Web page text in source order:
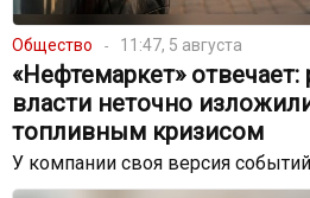
Общество 11:47, 5 августа
«Нефтемаркет»
власти неточно
топливным кризисом
У компании своя версия событий